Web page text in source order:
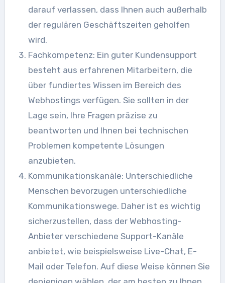
darauf verlassen, dass Ihnen auch außerhalb
der regulären Geschäftszeiten geholfen
wird.
Fachkompetenz: Ein guter Kundensupport
besteht aus erfahrenen Mitarbeitern, die
über fundiertes Wissen im Bereich des
Webhostings verfügen. Sie sollten in der
Lage sein, Ihre Fragen präzise zu
beantworten und Ihnen bei technischen
Problemen kompetente Lösungen
anzubieten.
Kommunikationskanäle: Unterschiedliche
Menschen bevorzugen unterschiedliche
Kommunikationswege. Daher ist es wichtig
sicherzustellen, dass der Webhosting-
Anbieter verschiedene Support-Kanäle
anbietet, wie beispielsweise Live-Chat, E-
Mail oder Telefon. Auf diese Weise können Sie